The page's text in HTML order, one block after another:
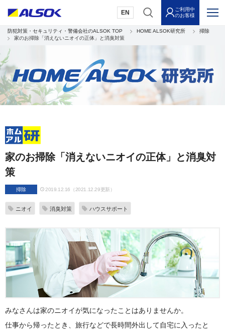
EN
ご利用中
のお客様
防犯対策・セキュリティ・警備会社のALSOK TOP HOME ALSOK研究所
掃除
家のお掃除「消えないニオイの正体」と消臭対策
家のお掃除「消えないニオイの正体」と消臭対
策
掃除 2019.12.16（2021.12.29更新）
ニオイ 消臭対策 ハウスサポート
みなさんは家のニオイが気になったことはありませんか。
仕事から帰ったとき、旅行などで長時間外出して自宅に入ったと